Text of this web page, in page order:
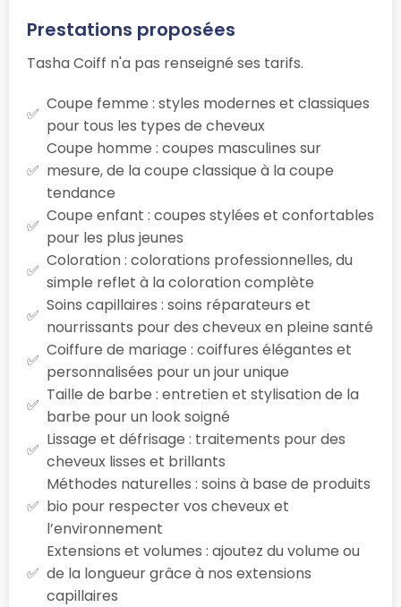
Prestations proposées
Tasha Coiff n'a pas renseigné ses tarifs.
Coupe femme : styles modernes et classiques
pour tous les types de cheveux
Coupe homme : coupes masculines sur
mesure, de la coupe classique à la coupe
tendance
Coupe enfant : coupes stylées et confortables
pour les plus jeunes
Coloration : colorations professionnelles, du
simple reflet à la coloration complète
Soins capillaires : soins réparateurs et
nourrissants pour des cheveux en pleine santé
Coiffure de mariage : coiffures élégantes et
personnalisées pour un jour unique
Taille de barbe : entretien et stylisation de la
barbe pour un look soigné
Lissage et défrisage : traitements pour des
cheveux lisses et brillants
Méthodes naturelles : soins à base de produits
bio pour respecter vos cheveux et
l’environnement
Extensions et volumes : ajoutez du volume ou
de la longueur grâce à nos extensions
capillaires